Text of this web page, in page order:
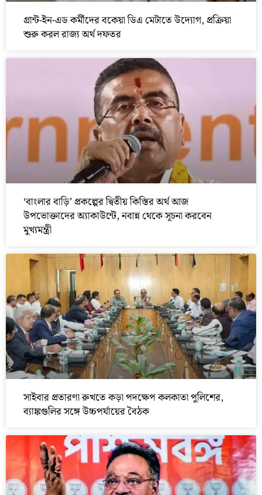
গ্রান্ট-ইন-এড কর্মীদের বকেয়া ডিএ মেটাতে উদ্যোগ, প্রক্রিয়া
শুরু করল রাজ্য অর্থ দফতর
‘বাংলার বাড়ি’ প্রকল্পের দ্বিতীয় কিস্তির অর্থ আজ
উপভোক্তাদের অ্যাকাউন্টে, নবান্ন থেকে সূচনা করবেন
মুখ্যমন্ত্রী
সাইবার প্রতারণা রুখতে কড়া পদক্ষেপ কলকাতা পুলিশের,
ব্যাঙ্কগুলির সঙ্গে উচ্চপর্যায়ের বৈঠক